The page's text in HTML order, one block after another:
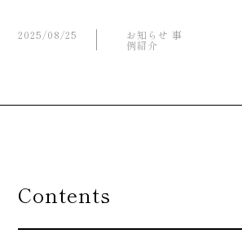
2025/08/25 お知らせ 事
例紹介
Contents